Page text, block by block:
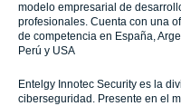
modelo empresarial de
profesionales. Cuenta con una
de competencia en España,
Perú y USA
Entelgy Innotec Security es la
ciberseguridad. Presente en el